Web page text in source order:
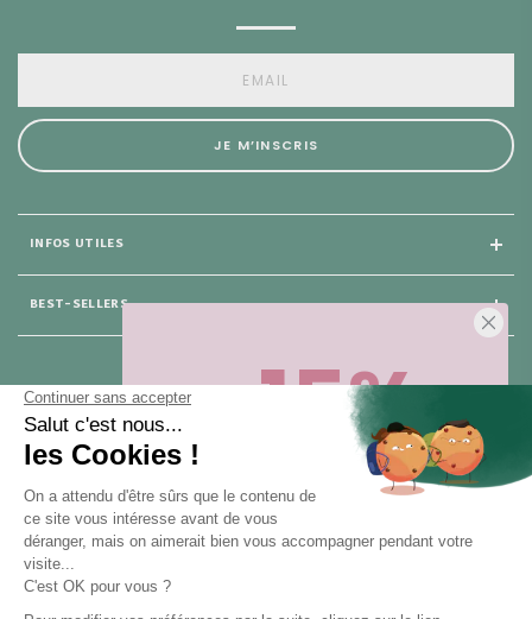
75 008 Paris
INFOS UTILES
BEST-SELLERS
JE M’INSCRIS
-15%
Sur votre première commande,
moment ! Désinscription en 1 clic, à
tout moment.